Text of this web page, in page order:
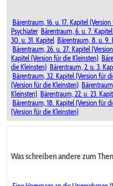
Bärentraum, 16. u. 17. Kapitel
Psychiater Bärentraum, 6. u. 7.
30. u. 31. Kapitel Bärentraum, 8. u. 9.
Bärentraum, 26. u. 27. Kapitel
Kapitel (Version für die Kleinsten)
die Kleinsten) Bärentraum, 2. u. 3.
Bärentraum, 32. Kapitel (Version für
(Version für die Kleinsten)
Kleinsten) Bärentraum, 22. u. 23.
Bärentraum, 18. Kapitel (Version für
(Version für die Kleinsten)
Was schreiben andere zum